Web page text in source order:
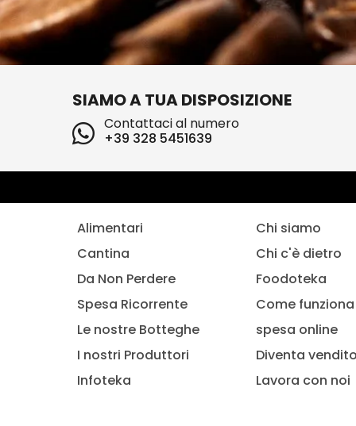
SIAMO A TUA DISPOSIZIONE
Contattaci al numero
+39 328 5451639
Alimentari
Cantina
Da Non Perdere
Spesa Ricorrente
Le nostre Botteghe
I nostri Produttori
Infoteka
Chi siamo
Chi c'è dietro
Foodoteka
Come
spesa online
Diventa
Lavora con noi